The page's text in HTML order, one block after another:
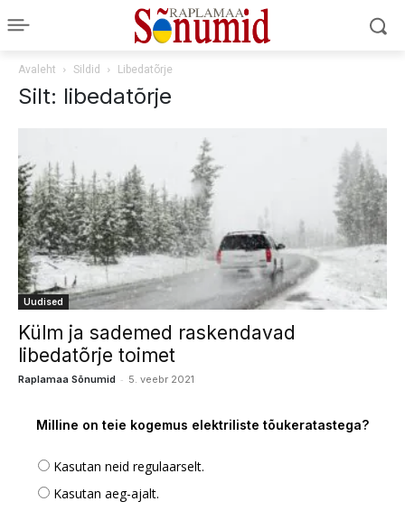
Avaleht Sildid Libedatõrje
Silt: libedatõrje
Uudised
Külm ja sademed raskendavad
libedatõrje toimet
Raplamaa Sõnumid - 5. veebr 2021
Milline on teie kogemus elektriliste tõukeratastega?
Kasutan neid regulaarselt.
Kasutan aeg-ajalt.